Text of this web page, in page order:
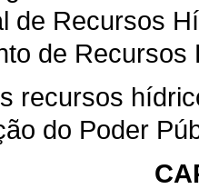
de Recursos
de Recursos
recursos
do Poder